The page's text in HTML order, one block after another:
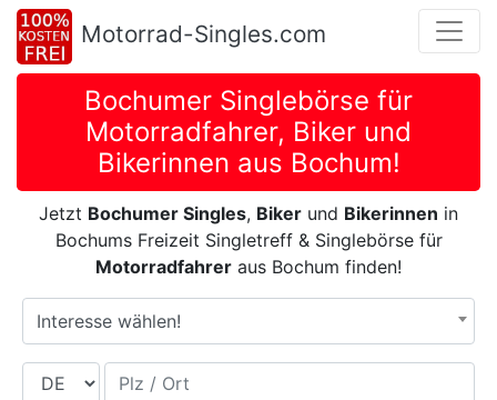
Motorrad-Singles.com
Bochumer Singlebörse für
Motorradfahrer, Biker und
Bikerinnen aus Bochum!
Jetzt Bochumer Singles, Biker und Bikerinnen in
Bochums Freizeit Singletreff & Singlebörse für
Motorradfahrer aus Bochum finden!
Interesse wählen!
Land Plz / Ort